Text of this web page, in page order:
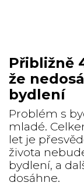
Přibližně
že
bydlení
Problém s
mladé.
let je
života
bydlení, a
dosáhne.